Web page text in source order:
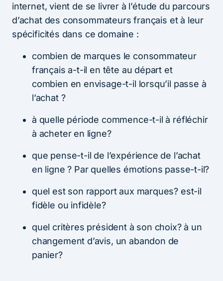
internet, vient de se livrer à l’étude du parcours
d’achat des consommateurs français et à leur
spécificités dans ce domaine :
combien de marques le consommateur
français a-t-il en tête au départ et
combien en envisage-t-il lorsqu’il passe à
l’achat ?
à quelle période commence-t-il à réfléchir
à acheter en ligne?
que pense-t-il de l’expérience de l’achat
en ligne ? Par quelles émotions passe-t-il?
quel est son rapport aux marques? est-il
fidèle ou infidèle?
quel critères président à son choix? à un
changement d’avis, un abandon de
panier?